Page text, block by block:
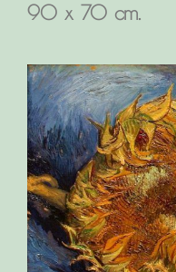
90 x 70 cm.